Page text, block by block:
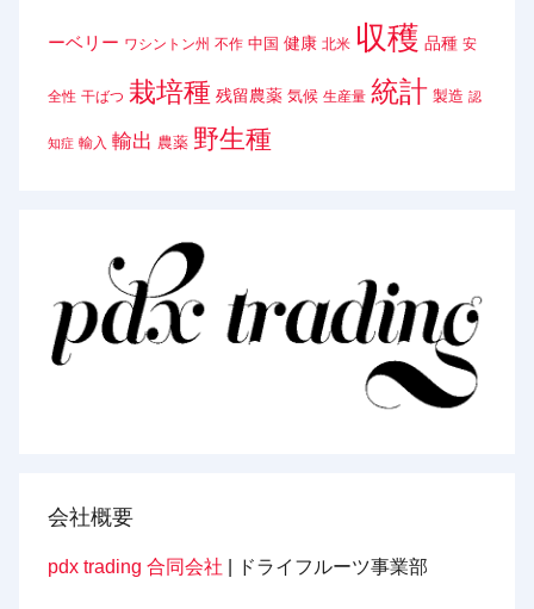
ーベリー ワシントン州 不作 中国 健康 北米 収穫 品種 安
全性 干ばつ 栽培種 残留農薬 気候 生産量 統計 製造 認
知症 輸入 輸出 農薬 野生種
会社概要
pdx trading 合同会社 | ドライフルーツ事業部